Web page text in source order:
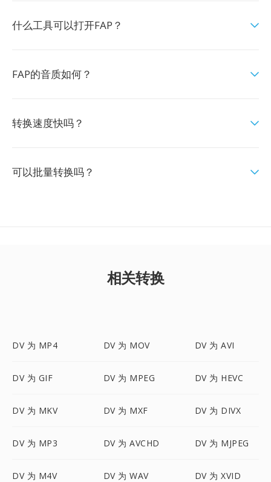
什么工具可以打开FAP？
FAP的音质如何？
转换速度快吗？
可以批量转换吗？
相关转换
DV 为 MP4 DV 为 MOV DV 为 AVI
DV 为 GIF DV 为 MPEG DV 为 HEVC
DV 为 MKV DV 为 MXF DV 为 DIVX
DV 为 MP3 DV 为 AVCHD DV 为 MJPEG
DV 为 M4V DV 为 WAV DV 为 XVID